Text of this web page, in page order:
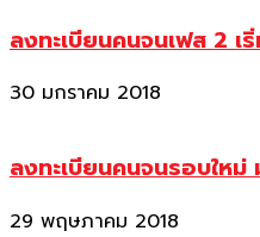
ลงทะเบียนคนจนเฟส 2 เ
30 มกราคม 2018
ลงทะเบียนคนจนรอบให
29 พฤษภาคม 2018